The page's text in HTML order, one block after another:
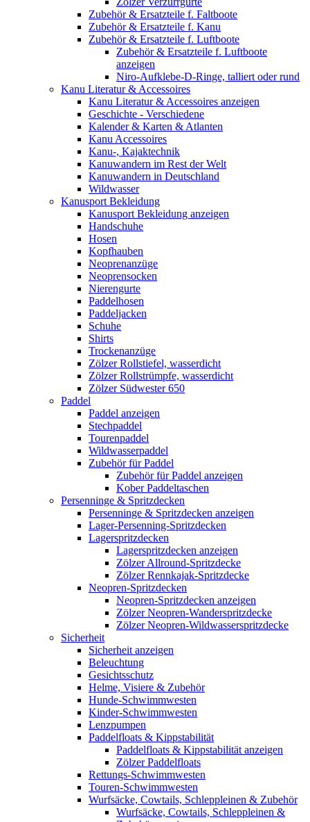
Zubehör & Ersatzteile f. Faltboote
Zubehör & Ersatzteile f. Kanu
Zubehör & Ersatzteile f. Luftboote
Zubehör & Ersatzteile f. Luftboote
anzeigen
Niro-Aufklebe-D-Ringe, talliert oder rund
Kanu Literatur & Accessoires
Kanu Literatur & Accessoires anzeigen
Geschichte - Verschiedene
Kalender & Karten & Atlanten
Kanu Accessoires
Kanu-, Kajaktechnik
Kanuwandern im Rest der Welt
Kanuwandern in Deutschland
Wildwasser
Kanusport Bekleidung
Kanusport Bekleidung anzeigen
Handschuhe
Hosen
Kopfhauben
Neoprenanzüge
Neoprensocken
Nierengurte
Paddelhosen
Paddeljacken
Schuhe
Shirts
Trockenanzüge
Zölzer Rollstiefel, wasserdicht
Zölzer Rollstrümpfe, wasserdicht
Zölzer Südwester 650
Paddel
Paddel anzeigen
Stechpaddel
Tourenpaddel
Wildwasserpaddel
Zubehör für Paddel
Zubehör für Paddel anzeigen
Kober Paddeltaschen
Persenninge & Spritzdecken
Persenninge & Spritzdecken anzeigen
Lager-Persenning-Spritzdecken
Lagerspritzdecken
Lagerspritzdecken anzeigen
Zölzer Allround-Spritzdecke
Zölzer Rennkajak-Spritzdecke
Neopren-Spritzdecken
Neopren-Spritzdecken anzeigen
Zölzer Neopren-Wanderspritzdecke
Zölzer Neopren-Wildwasserspritzdecke
Sicherheit
Sicherheit anzeigen
Beleuchtung
Gesichtsschutz
Helme, Visiere & Zubehör
Hunde-Schwimmwesten
Kinder-Schwimmwesten
Lenzpumpen
Paddelfloats & Kippstabilität
Paddelfloats & Kippstabilität anzeigen
Zölzer Paddelfloats
Rettungs-Schwimmwesten
Touren-Schwimmwesten
Wurfsäcke, Cowtails, Schleppleinen & Zubehör
Wurfsäcke, Cowtails, Schleppleinen &